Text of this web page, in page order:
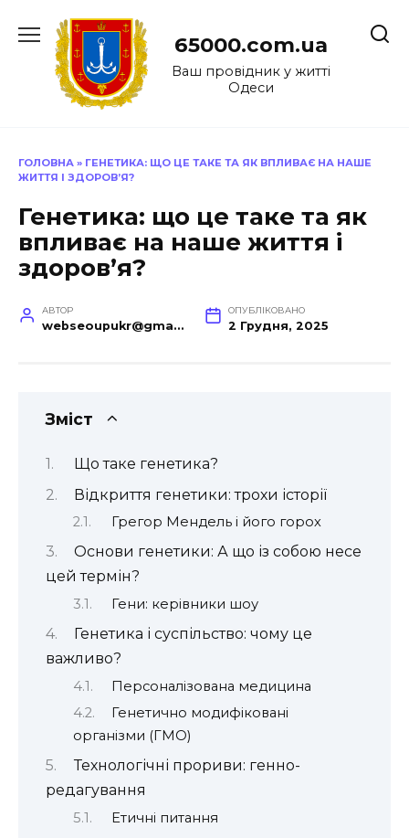
до
65000.com.ua
Ваш провідник у житті
Одеси
ГОЛОВНА » ГЕНЕТИКА: ЩО ЦЕ ТАКЕ ТА ЯК ВПЛИВАЄ НА НАШЕ
ЖИТТЯ І ЗДОРОВ’Я?
Генетика: що це таке та як
впливає на наше життя і
здоров’я?
АВТОР
webseoupukr@gmail.com
ОПУБЛІКОВАНО
2 Грудня, 2025
Зміст
Що таке генетика?
Відкриття генетики: трохи історії
Грегор Мендель і його горох
Основи генетики: А що із собою несе
цей термін?
Гени: керівники шоу
Генетика і суспільство: чому це
важливо?
Персоналізована медицина
Генетично модифіковані
організми (ГМО)
Технологічні прориви: генно-
редагування
Етичні питання